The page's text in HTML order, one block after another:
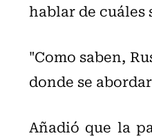
hablar de cuáles
"Como saben,
donde se
Añadió que la